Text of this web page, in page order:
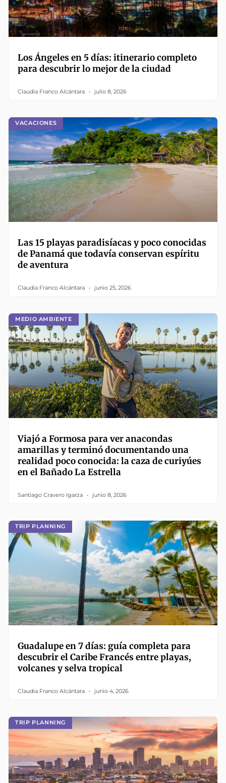
Los Ángeles en 5 días: itinerario completo
para descubrir lo mejor de la ciudad
Claudia Franco Alcántara julio 8, 2026
VACACIONES
Las 15 playas paradisíacas y poco conocidas
de Panamá que todavía conservan espíritu
de aventura
Claudia Franco Alcántara junio 25, 2026
MEDIO AMBIENTE
Viajó a Formosa para ver anacondas
amarillas y terminó documentando una
realidad poco conocida: la caza de curiyúes
en el Bañado La Estrella
Santiago Cravero Igarza junio 8, 2026
TRIP PLANNING
Guadalupe en 7 días: guía completa para
descubrir el Caribe Francés entre playas,
volcanes y selva tropical
Claudia Franco Alcántara junio 4, 2026
TRIP PLANNING